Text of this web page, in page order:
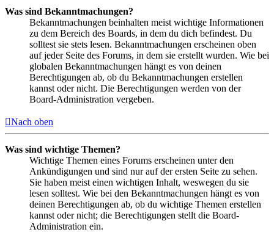
Was sind Bekanntmachungen?
Bekanntmachungen beinhalten meist wichtige Informationen
zu dem Bereich des Boards, in dem du dich befindest. Du
solltest sie stets lesen. Bekanntmachungen erscheinen oben
auf jeder Seite des Forums, in dem sie erstellt wurden. Wie bei
globalen Bekanntmachungen hängt es von deinen
Berechtigungen ab, ob du Bekanntmachungen erstellen
kannst oder nicht. Die Berechtigungen werden von der
Board-Administration vergeben.
Nach oben
Was sind wichtige Themen?
Wichtige Themen eines Forums erscheinen unter den
Ankündigungen und sind nur auf der ersten Seite zu sehen.
Sie haben meist einen wichtigen Inhalt, weswegen du sie
lesen solltest. Wie bei den Bekanntmachungen hängt es von
deinen Berechtigungen ab, ob du wichtige Themen erstellen
kannst oder nicht; die Berechtigungen stellt die Board-
Administration ein.